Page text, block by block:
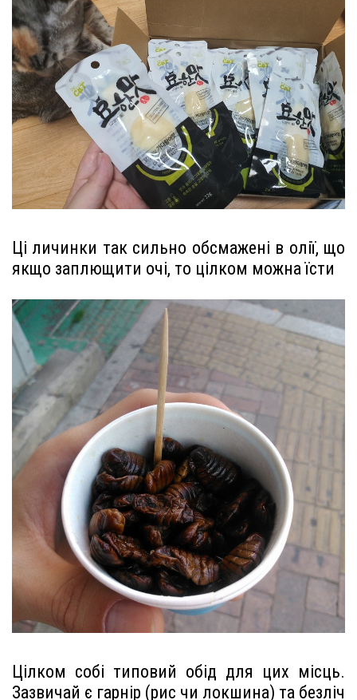
Ці личинки так сильно обсмажені в олії, що
якщо заплющити очі, то цілком можна їсти
Цілком собі типовий обід для цих місць.
Зазвичай є гарнір (рис чи локшина) та безліч